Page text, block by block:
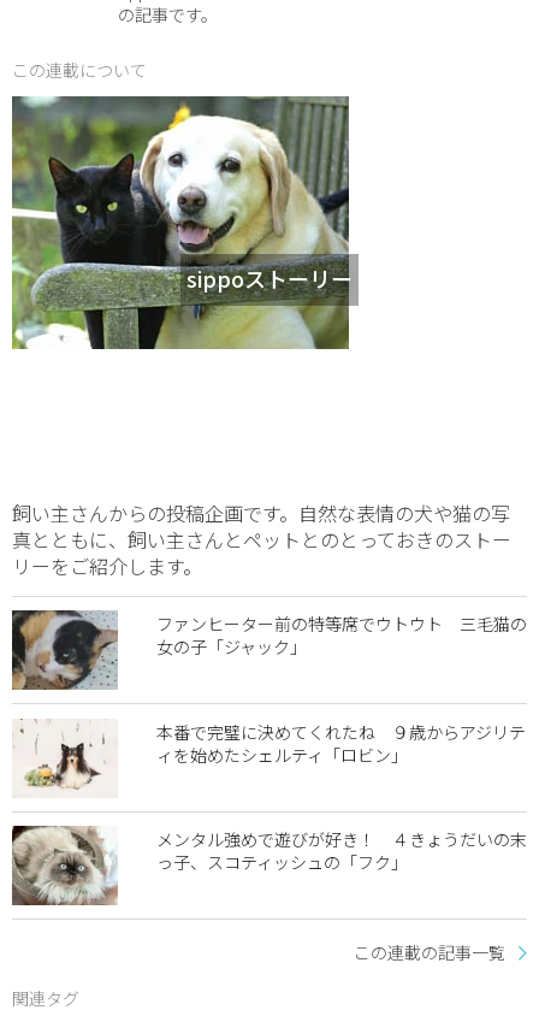
の記事です。
この連載について
sippoストーリー
飼い主さんからの投稿企画です。自然な表情の犬や猫の写
真とともに、飼い主さんとペットとのとっておきのストー
リーをご紹介します。
ファンヒーター前の特等席でウトウト 三毛猫の
女の子「ジャック」
本番で完璧に決めてくれたね ９歳からアジリテ
ィを始めたシェルティ「ロビン」
メンタル強めで遊びが好き！ ４きょうだいの末
っ子、スコティッシュの「フク」
この連載の記事一覧
関連タグ